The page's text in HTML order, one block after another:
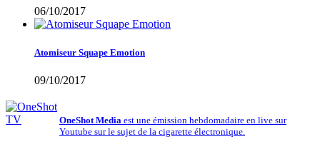
06/10/2017
Atomiseur Squape Emotion
09/10/2017
OneShot Media est une émission hebdomadaire en live sur
Youtube sur le sujet de la cigarette électronique.